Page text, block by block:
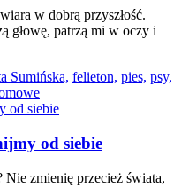
w dobrą przyszłość.
głowę, patrzą mi w oczy i
Sumińska, felieton, pies, psy,
od siebie
zmienię przecież świata,